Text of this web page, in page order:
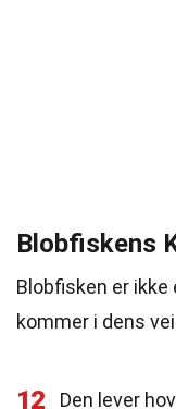
Blobfiskens
Blobfisken er ikke
kommer i dens
12 Den lever